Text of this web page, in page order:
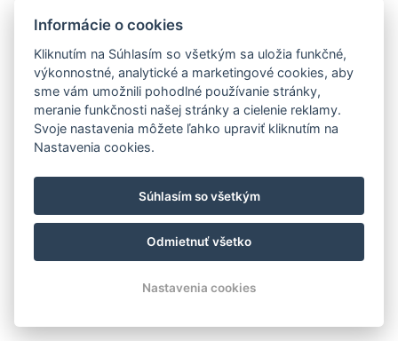
Informácie o cookies
Kliknutím na Súhlasím so všetkým sa uložia funkčné,
výkonnostné, analytické a marketingové cookies, aby
sme vám umožnili pohodlné používanie stránky,
meranie funkčnosti našej stránky a cielenie reklamy.
Svoje nastavenia môžete ľahko upraviť kliknutím na
Nastavenia cookies.
Súhlasím so všetkým
Odmietnuť všetko
Nastavenia cookies